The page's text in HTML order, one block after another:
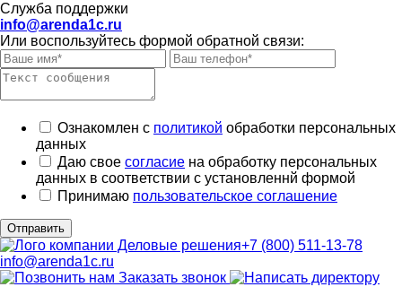
Служба поддержки
info@arenda1c.ru
Или воспользуйтесь формой обратной связи:
Ознакомлен с политикой обработки персональных
данных
Даю свое согласие на обработку персональных
данных в соответствии с установленнй формой
Принимаю пользовательское соглашение
Отправить
+7 (800) 511-13-78
info@arenda1c.ru
Заказать звонок